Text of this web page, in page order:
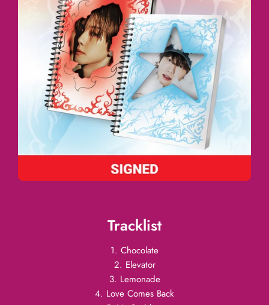
Tracklist
1. Chocolate
2. Elevator
3. Lemonade
4. Love Comes Back